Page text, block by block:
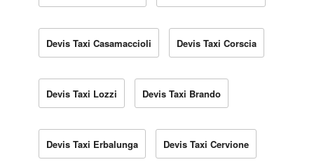
Devis Taxi Casamaccioli Devis Taxi Corscia
Devis Taxi Lozzi Devis Taxi Brando
Devis Taxi Erbalunga Devis Taxi Cervione